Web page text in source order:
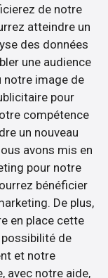
de notre
atteindre un
des données
une audience
notre image de
pour
compétence
un nouveau
avons mis en
pour notre
bénéficier
De plus,
en place cette
de
et notre
avec notre aide,